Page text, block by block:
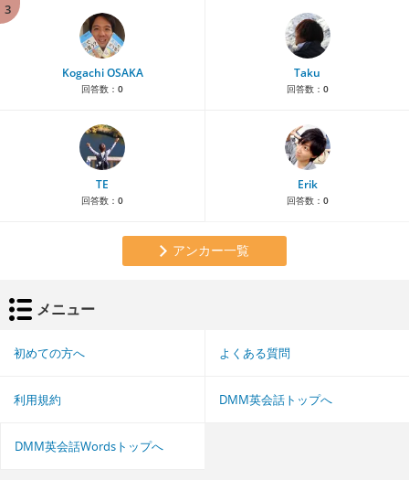
3
Kogachi OSAKA
回答数： 0
Taku
回答数： 0
TE
回答数： 0
Erik
回答数： 0
アンカー一覧
メニュー
初めての方へ よくある質問
利用規約 DMM英会話トップへ
DMM英会話Wordsトップへ